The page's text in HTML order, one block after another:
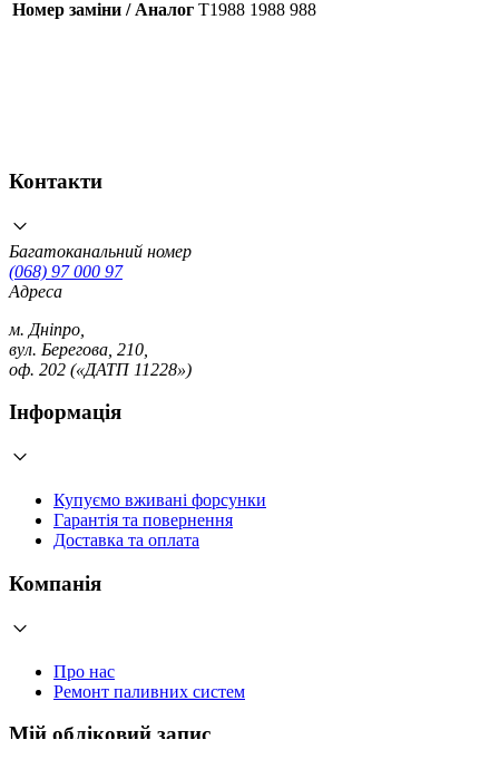
Номер заміни / Аналог T1988 1988 988
Контакти
Багатоканальний номер
(068) 97 000 97
Адреса
м. Дніпро,
вул. Берегова, 210,
оф. 202 («ДАТП 11228»)
Інформація
Купуємо вживані форсунки
Гарантія та повернення
Доставка та оплата
Компанія
Про нас
Ремонт паливних систем
Мій обліковий запис